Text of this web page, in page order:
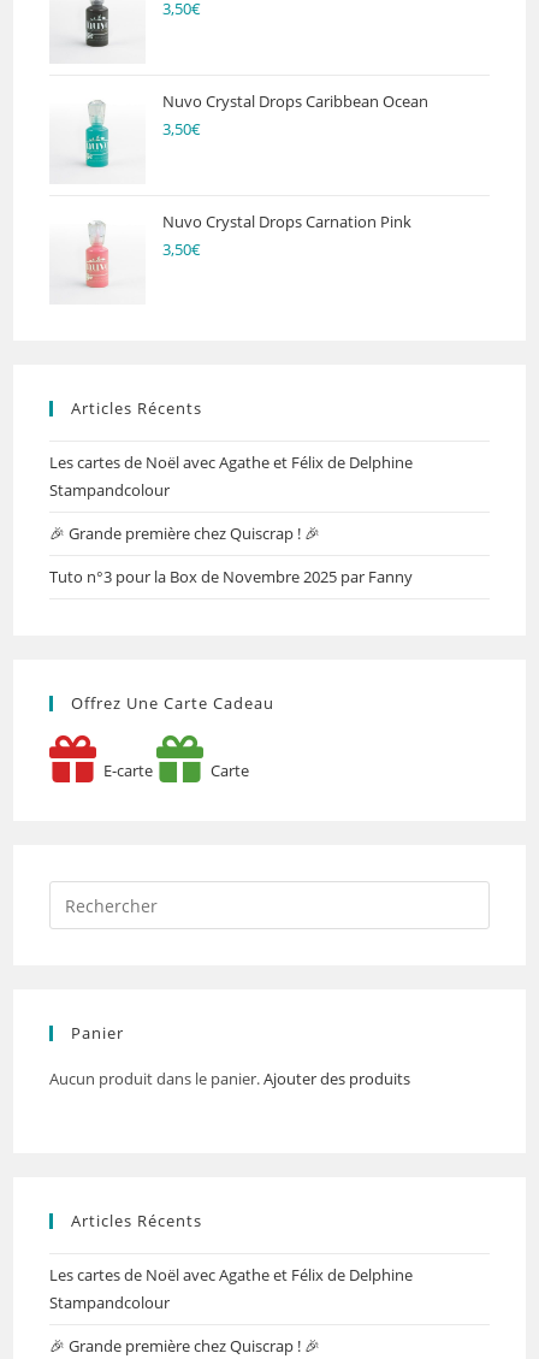
3,50€
Nuvo Crystal Drops Caribbean Ocean
3,50€
Nuvo Crystal Drops Carnation Pink
3,50€
Articles Récents
Les cartes de Noël avec Agathe et Félix de Delphine
Stampandcolour
🎉 Grande première chez Quiscrap ! 🎉
Tuto n°3 pour la Box de Novembre 2025 par Fanny
Offrez Une Carte Cadeau
E-carte Carte
Panier
Aucun produit dans le panier.Ajouter des produits
Articles Récents
Les cartes de Noël avec Agathe et Félix de Delphine
Stampandcolour
🎉 Grande première chez Quiscrap ! 🎉